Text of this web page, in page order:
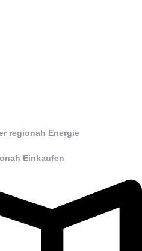
regionah Energie
Einkaufen